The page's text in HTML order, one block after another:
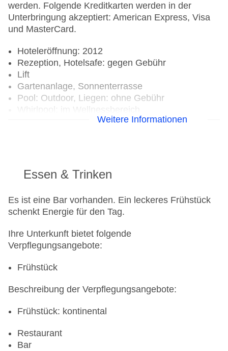
werden. Folgende Kreditkarten werden in der
Unterbringung akzeptiert: American Express, Visa
und MasterCard.
Hoteleröffnung: 2012
Rezeption, Hotelsafe: gegen Gebühr
Lift
Gartenanlage, Sonnenterrasse
Pool: Outdoor, Liegen: ohne Gebühr
Zahlungsarten: TUI Card / VISA, MasterCard,
American Express
Verfügbarkeit), unbewacht: gegen Gebühr
Etagen: 3, Zimmer: 6
Weitere Informationen
Essen & Trinken
Es ist eine Bar vorhanden. Ein leckeres Frühstück
schenkt Energie für den Tag.
Ihre Unterkunft bietet folgende
Verpflegungsangebote:
Frühstück
Beschreibung der Verpflegungsangebote:
Frühstück: kontinental
Restaurant
Bar